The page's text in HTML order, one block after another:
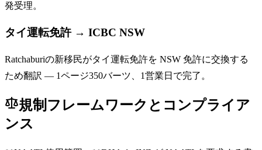
発受理。
タイ運転免許 → ICBC NSW
Ratchaburiの新移民がタイ運転免許を NSW 免許に交換する
ため翻訳 — 1ページ350バーツ、1営業日で完了。
規制フレームワークとコンプライア
ンス